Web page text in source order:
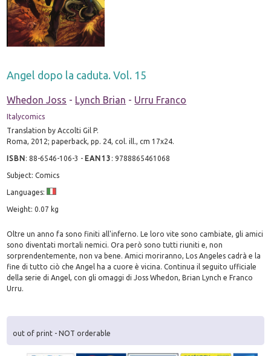
Angel dopo la caduta. Vol. 15
Whedon Joss - Lynch Brian - Urru Franco
Italycomics
Translation by Accolti Gil P.
Roma, 2012; paperback, pp. 24, col. ill., cm 17x24.
ISBN:88-6546-106-3 - EAN13 :9788865461068
Subject: Comics
Languages:
Weight: 0.07 kg
Oltre un anno fa sono finiti all'inferno. Le loro vite sono cambiate, gli amici
sono diventati mortali nemici. Ora però sono tutti riuniti e, non
sorprendentemente, non va bene. Amici moriranno, Los Angeles cadrà e la
fine di tutto ciò che Angel ha a cuore è vicina. Continua il seguito ufficiale
della serie di Angel, con gli omaggi di Joss Whedon, Brian Lynch e Franco
Urru.
out of print - NOT orderable